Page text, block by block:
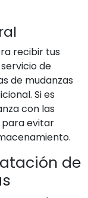
recibir tus
de
de mudanzas
Si es
con las
para evitar
de